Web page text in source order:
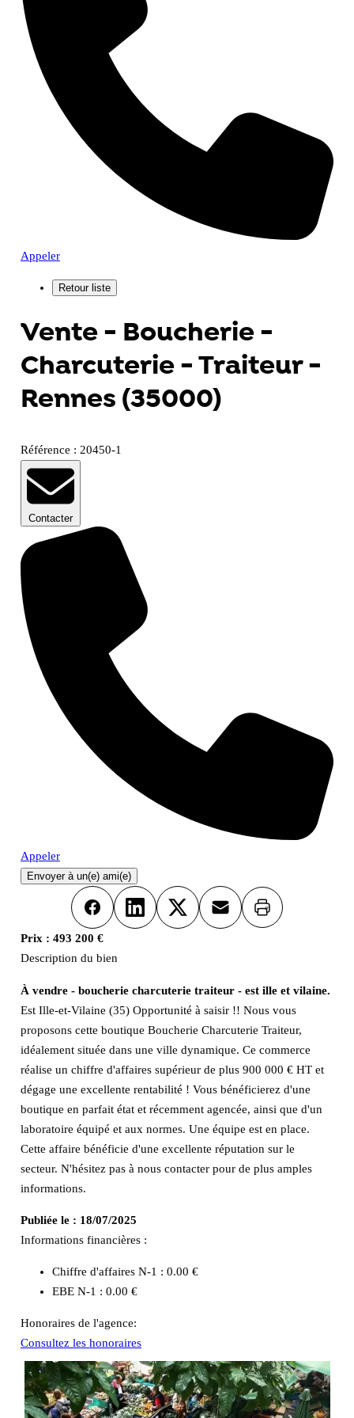
Appeler
Vente - Boucherie -
Charcuterie - Traiteur -
Rennes (35000)
Référence : 20450-1
Contacter
Appeler
Envoyer à un(e) ami(e)
FacebookLinkedInX Email Imprimer
Prix : 493 200 €
Description du bien
À vendre - boucherie charcuterie traiteur - est ille et vilaine.
Est Ille-et-Vilaine (35) Opportunité à saisir !! Nous vous
proposons cette boutique Boucherie Charcuterie Traiteur,
idéalement située dans une ville dynamique. Ce commerce
réalise un chiffre d'affaires supérieur de plus 900 000 € HT et
dégage une excellente rentabilité ! Vous bénéficierez d'une
boutique en parfait état et récemment agencée, ainsi que d'un
laboratoire équipé et aux normes. Une équipe est en place.
Cette affaire bénéficie d'une excellente réputation sur le
secteur. N'hésitez pas à nous contacter pour de plus amples
informations.
Publiée le : 18/07/2025
Informations financières :
Chiffre d'affaires N-1 : 0.00 €
EBE N-1 : 0.00 €
Honoraires de l'agence:
Consultez les honoraires